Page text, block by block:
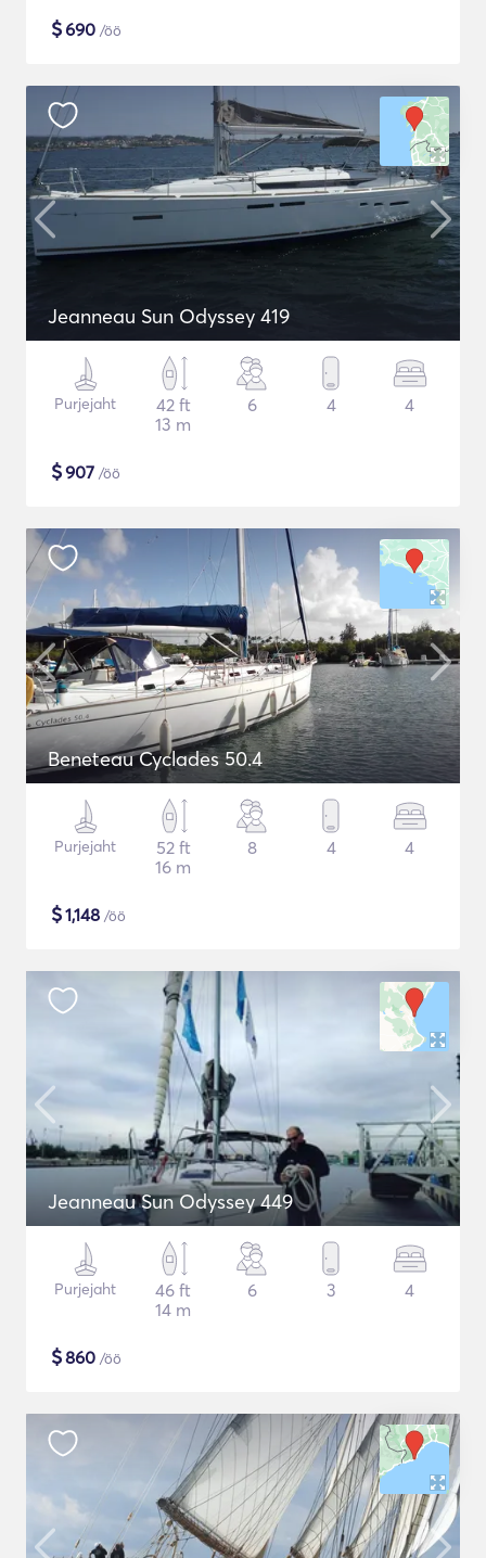
$690 /öö
Jeanneau Sun Odyssey 419
Purjejaht
42 ft
13 m
6 4 4
$907 /öö
Beneteau Cyclades 50.4
Purjejaht
52 ft
16 m
8 4 4
$1,148 /öö
Jeanneau Sun Odyssey 449
Purjejaht
46 ft
14 m
6 3 4
$860 /öö